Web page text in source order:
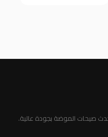
صيحات الموضة بجودة عالية.